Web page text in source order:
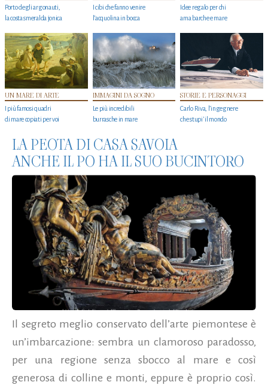
Porto degli argonauti,
la costa smeralda jonica
I cibi che fanno venire
l’acquolina in bocca
Idee regalo per chi
ama barche e mare
UN MARE DI ARTE
I più famosi quadri
di mare copiati per voi
IMMAGINI DA SOGNO
Le più incredibili
burrasche in mare
STORIE E PERSONAGGI
Carlo Riva, l’ingegnere
che stupi' il mondo
LA PEOTA DI CASA SAVOIA
ANCHE IL PO HA IL SUO BUCINTORO
Il segreto meglio conservato dell’arte piemontese è
un’imbarcazione: sembra un clamoroso paradosso,
per una regione senza sbocco al mare e così
generosa di colline e monti, eppure è proprio così.